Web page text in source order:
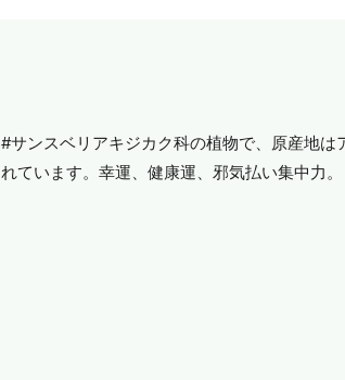
#サンスベリアキジカク科の植物で、原産地
れています。幸運、健康運、邪気払い集中力。